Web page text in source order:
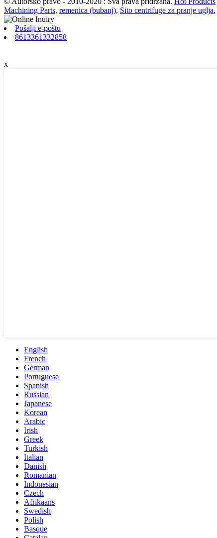
Machining Parts, remenica (bubanj), Sito centrifuge za pranje uglja,
Pošalji e-poštu
8613361332858
x
English
French
German
Portuguese
Spanish
Russian
Japanese
Korean
Arabic
Irish
Greek
Turkish
Italian
Danish
Romanian
Indonesian
Czech
Afrikaans
Swedish
Polish
Basque